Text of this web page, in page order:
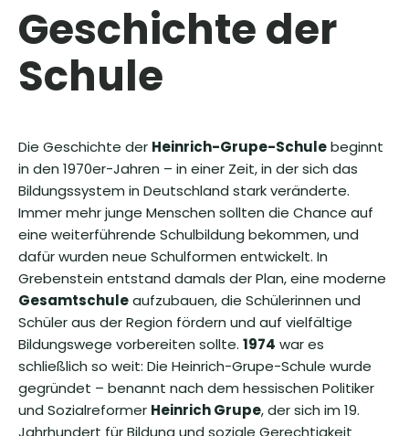
Geschichte der
Schule
Die Geschichte der Heinrich-Grupe-Schulebeginnt
in den 1970er-Jahren – in einer Zeit, in der sich das
Bildungssystem in Deutschland stark veränderte.
Immer mehr junge Menschen sollten die Chance auf
eine weiterführende Schulbildung bekommen, und
dafür wurden neue Schulformen entwickelt. In
Grebenstein entstand damals der Plan, eine moderne
Gesamtschuleaufzubauen, die Schülerinnen und
Schüler aus der Region fördern und auf vielfältige
Bildungswege vorbereiten sollte. 1974 war es
schließlich so weit: Die Heinrich-Grupe-Schule wurde
gegründet – benannt nach dem hessischen Politiker
und Sozialreformer Heinrich Grupe, der sich im 19.
Jahrhundert für Bildung und soziale Gerechtigkeit